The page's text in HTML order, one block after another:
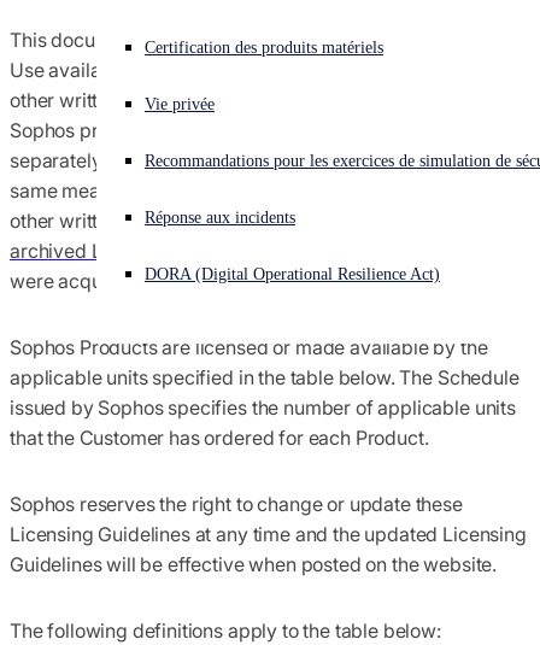
Vous subissez une cyberattaque ? Obtenez une aide immédiate.
Se connecter
Open search
Français Open language switcher
Certification des produits matériels
Vie privée
Recommandations pour les exercices de simulation de
Réponse aux incidents
DORA (Digital Operational Resilience Act)
Conditions générales des contrats
Conformité du commerce mondial
Politiques
This document forms part of the Sophos End User Terms of
Use available at
other written agreement governing access and use of
Sophos products and services. Capitalized terms not
separately defined in these Licensing Guidelines have the
same meanings as in the Sophos End User Terms of Use, or
other written agreement, as applicable. Please refer to this
archived Licensing Guidelines
were acquired or renewed before January 17, 2022.
Sophos Products are licensed or made available by the
applicable units specified in the table below. The Schedule
issued by Sophos specifies the number of applicable units
that the Customer has ordered for each Product.
Sophos reserves the right to change or update these
Licensing Guidelines at any time and the updated Licensing
Guidelines will be effective when posted on the website.
The following definitions apply to the table below: